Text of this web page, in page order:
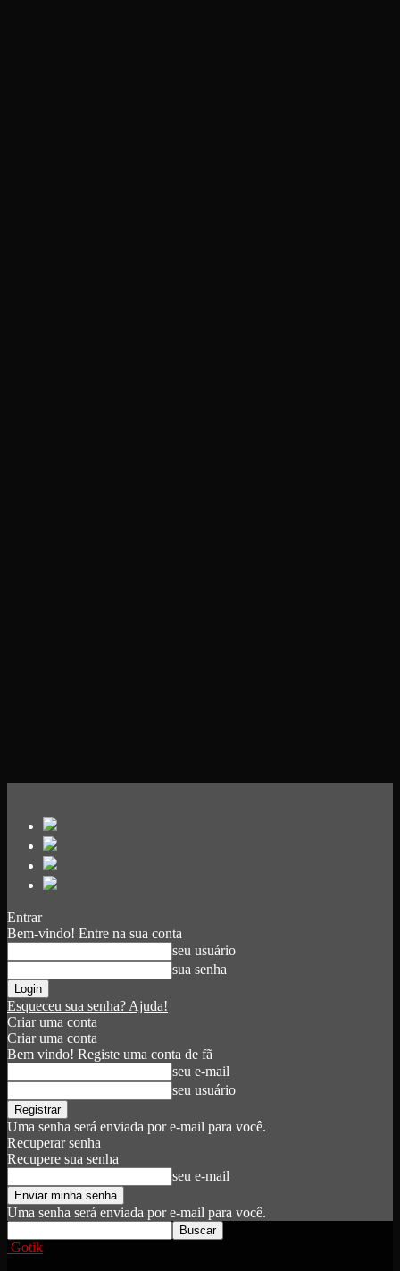
Entrar
Bem-vindo! Entre na sua conta
seu usuário
sua senha
Esqueceu sua senha? Ajuda!
Criar uma conta
Criar uma conta
Bem vindo! Registe uma conta de fã
seu e-mail
seu usuário
Uma senha será enviada por e-mail para você.
Recuperar senha
Recupere sua senha
seu e-mail
Uma senha será enviada por e-mail para você.
Gotik